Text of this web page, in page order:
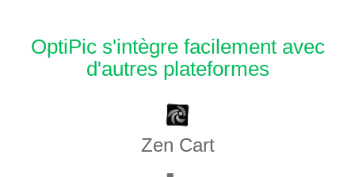
OptiPic s'intègre facilement avec
d'autres plateformes
Zen​ ​Cart